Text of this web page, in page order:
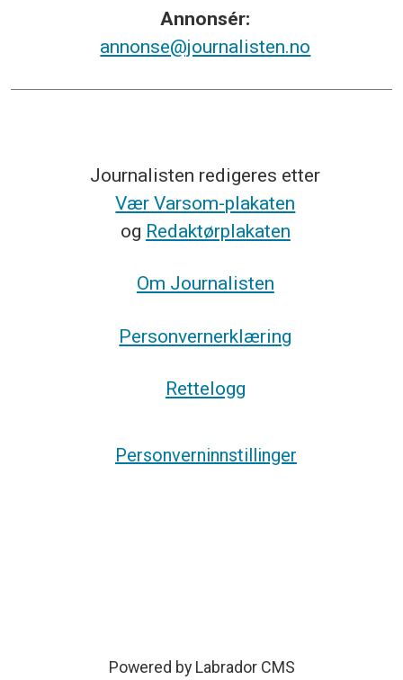
Annonsér:
annonse@journalisten.no
Journalisten redigeres etter
Vær Varsom-plakaten
og Redaktørplakaten
Om Journalisten
Personvernerklæring
Rettelogg
Personverninnstillinger
Powered by Labrador CMS